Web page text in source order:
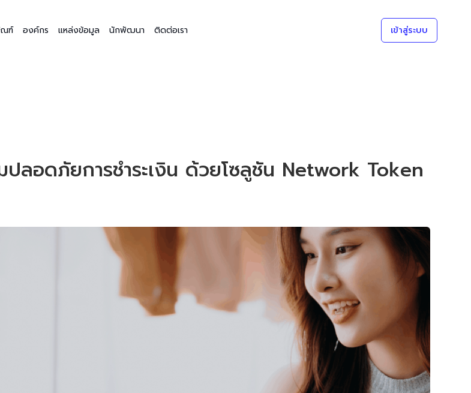
ฑ์ องค์กร แหล่งข้อมูล นักพัฒนา ติดต่อเรา เข้าสู่ระบบ
ปลอดภัยการชำระเงิน ด้วยโซลูชัน Network Token